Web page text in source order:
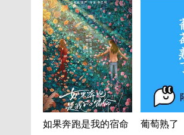
如果奔跑是我的宿命 葡萄熟了